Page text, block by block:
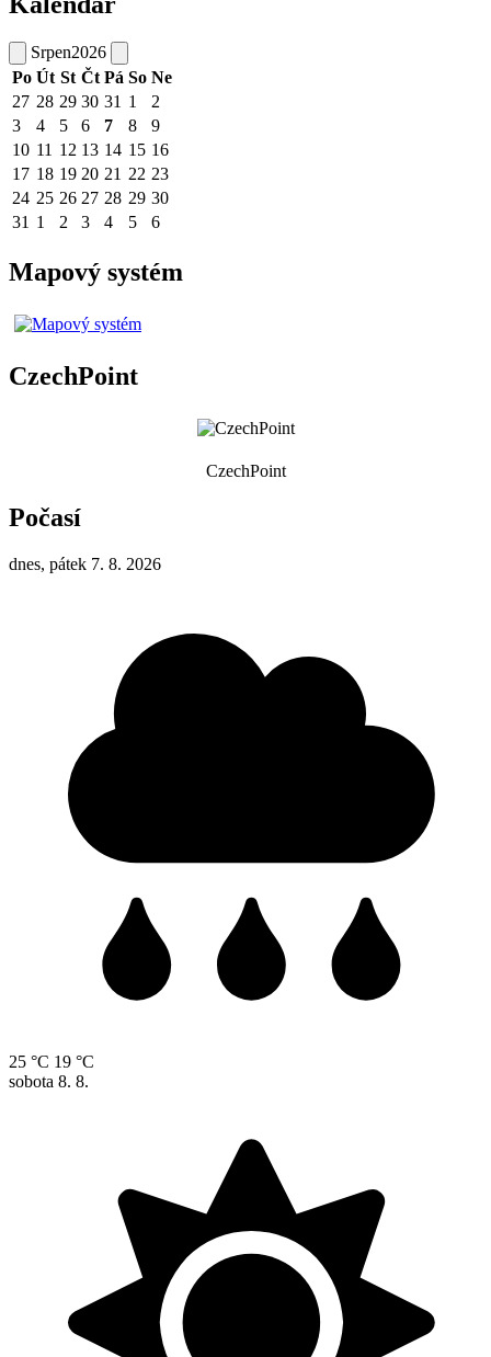
Srpen2026
Po Út St Čt Pá So Ne
27 28 29 30 31 1
2
3
4 5 6 7 8
9
10 11 12 13 14 15 16
17 18 19 20 21 22 23
24 25 26 27 28 29 30
31 1 2 3 4 5 6
Mapový systém
CzechPoint
CzechPoint
Počasí
dnes, pátek 7. 8. 2026
25 °C 19 °C
sobota 8. 8.